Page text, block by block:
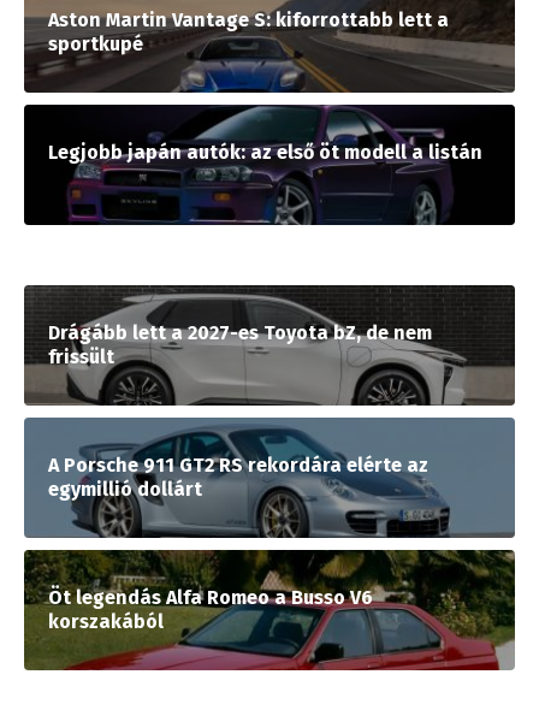
Aston Martin Vantage S: kiforrottabb lett a
sportkupé
Legjobb japán autók: az első öt modell a listán
Drágább lett a 2027-es Toyota bZ, de nem
frissült
A Porsche 911 GT2 RS rekordára elérte az
egymillió dollárt
Öt legendás Alfa Romeo a Busso V6
korszakából